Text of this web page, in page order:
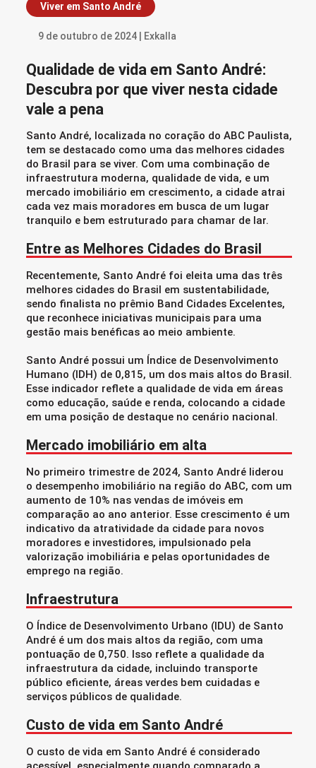
Viver em Santo André
9 de outubro de 2024 | Exkalla
Qualidade de vida em Santo André:
Descubra por que viver nesta cidade
vale a pena
Santo André, localizada no coração do ABC Paulista,
tem se destacado como uma das melhores cidades
do Brasil para se viver. Com uma combinação de
infraestrutura moderna, qualidade de vida, e um
mercado imobiliário em crescimento, a cidade atrai
cada vez mais moradores em busca de um lugar
tranquilo e bem estruturado para chamar de lar.
Entre as Melhores Cidades do Brasil
Recentemente, Santo André foi eleita uma das três
melhores cidades do Brasil em sustentabilidade,
sendo finalista no prêmio Band Cidades Excelentes,
que reconhece iniciativas municipais para uma
gestão mais benéficas ao meio ambiente.
Santo André possui um Índice de Desenvolvimento
Humano (IDH) de 0,815, um dos mais altos do Brasil.
Esse indicador reflete a qualidade de vida em áreas
como educação, saúde e renda, colocando a cidade
em uma posição de destaque no cenário nacional.
Mercado imobiliário em alta
No primeiro trimestre de 2024, Santo André liderou
o desempenho imobiliário na região do ABC, com um
aumento de 10% nas vendas de imóveis em
comparação ao ano anterior. Esse crescimento é um
indicativo da atratividade da cidade para novos
moradores e investidores, impulsionado pela
valorização imobiliária e pelas oportunidades de
emprego na região.
Infraestrutura
O Índice de Desenvolvimento Urbano (IDU) de Santo
André é um dos mais altos da região, com uma
pontuação de 0,750. Isso reflete a qualidade da
infraestrutura da cidade, incluindo transporte
público eficiente, áreas verdes bem cuidadas e
serviços públicos de qualidade.
Custo de vida em Santo André
O custo de vida em Santo André é considerado